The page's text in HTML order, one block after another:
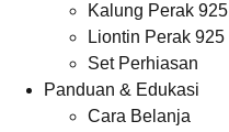
Kalung Perak 925
Liontin Perak 925
Set Perhiasan
Panduan & Edukasi
Cara Belanja